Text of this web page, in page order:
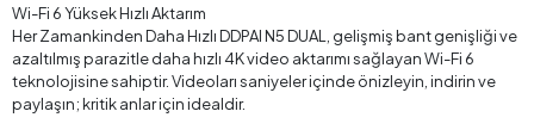
Wi-Fi 6 Yüksek Hızlı Aktarım
Her Zamankinden Daha Hızlı DDPAI N5 DUAL, gelişmiş bant genişliği ve
azaltılmış parazitle daha hızlı 4K video aktarımı sağlayan Wi-Fi 6
teknolojisine sahiptir. Videoları saniyeler içinde önizleyin, indirin ve
paylaşın; kritik anlar için idealdir.